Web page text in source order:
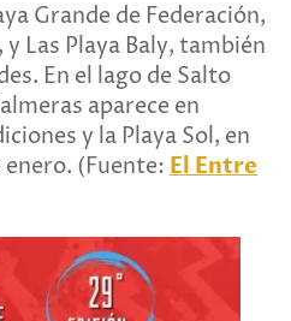
Grande de Federación,
Las Playa Baly, también
En el lago de Salto
aparece en
y la Playa Sol, en
(Fuente:El Entre